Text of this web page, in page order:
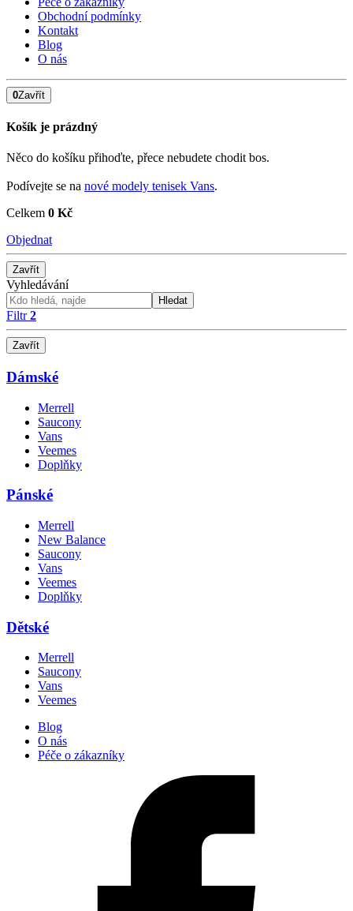
Obchodní podmínky
Kontakt
Blog
O nás
0Zavřít
Košík je prázdný
Něco do košíku přihoďte, přece nebudete chodit bos.
Podívejte se na nové modely tenisek Vans.
Celkem 0 Kč
Objednat
Zavřít
Vyhledávání
Hledat
Filtr2
Zavřít
Dámské
Merrell
Saucony
Vans
Veemes
Doplňky
Pánské
Merrell
New Balance
Saucony
Vans
Veemes
Doplňky
Dětské
Merrell
Saucony
Vans
Veemes
Blog
O nás
Péče o zákazníky